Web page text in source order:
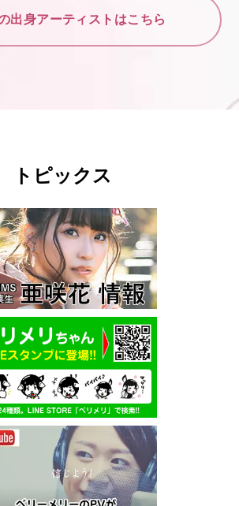
出身アーティストはこちら
トピックス